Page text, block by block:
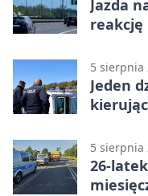
Jazda
reakcję
5 sierpnia
Jeden
5 sierpnia
26-